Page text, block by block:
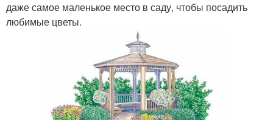
даже самое маленькое место в саду, чтобы посадить
любимые цветы.